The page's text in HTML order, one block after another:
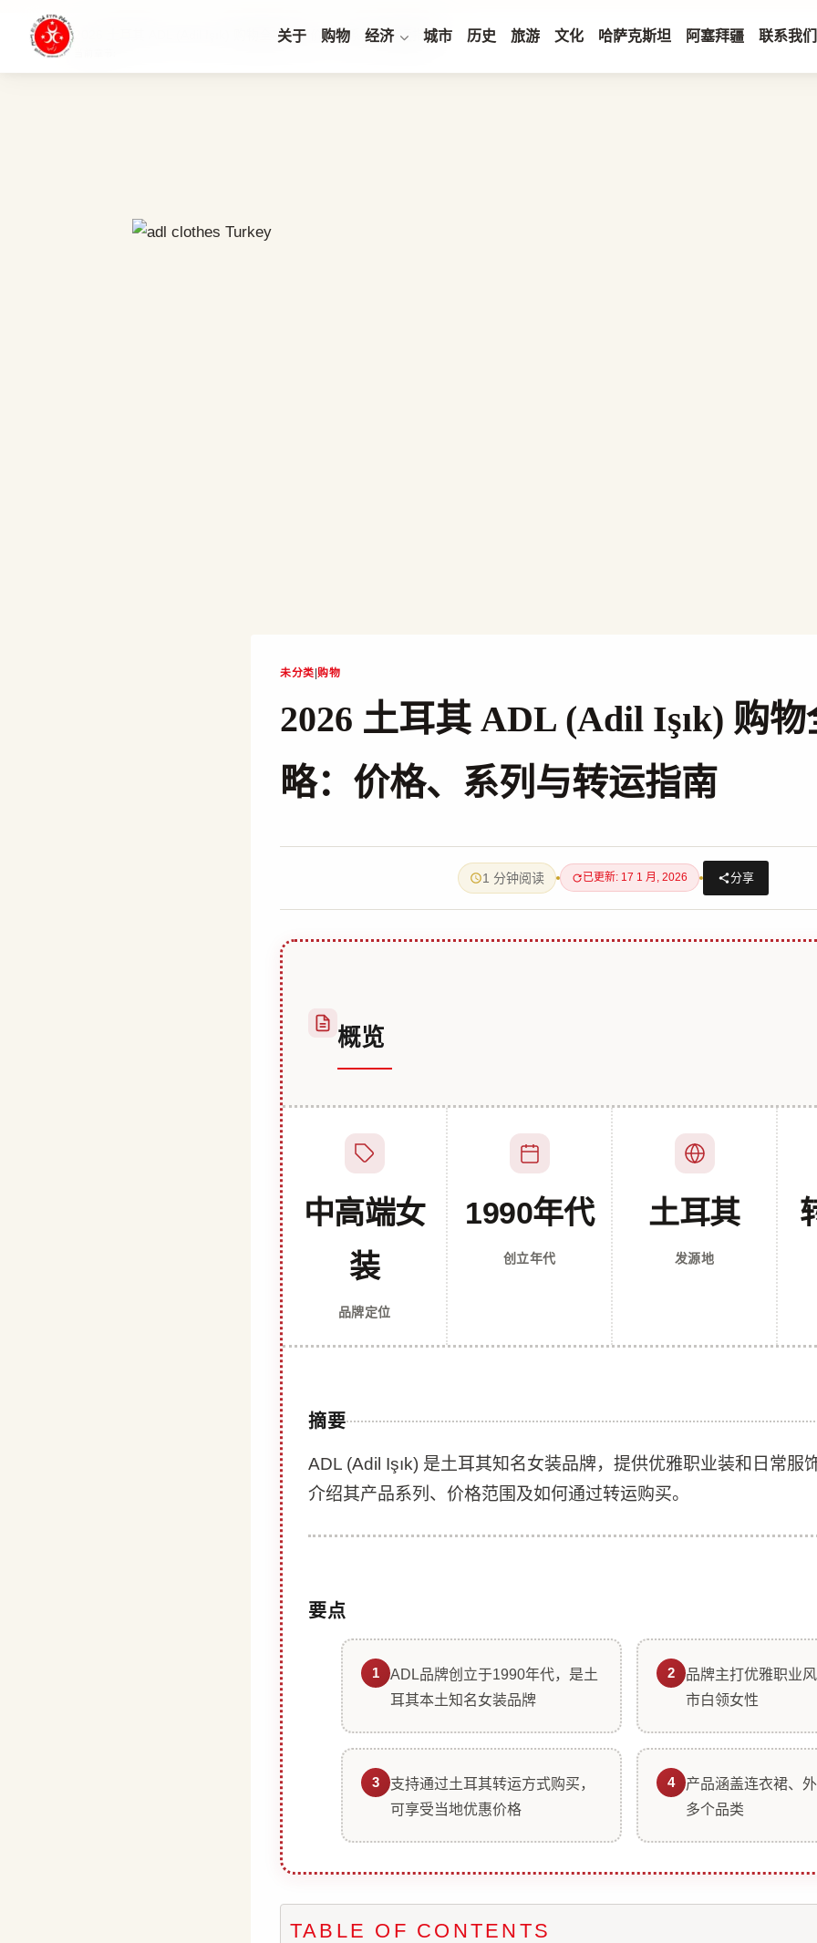
关于 购物 经济 城市 历史 旅游 文化 哈萨克斯坦 阿塞拜疆 联系我们
2026 土耳其 ADL (Adil Işık) 购物全攻略：价格、系列与转运指南
未分类 |购物
2026 土耳其 ADL (Adil Işık) 购物
略：价格、系列与转运指南
1 分钟阅读 已更新: 17 1 月, 2026 分享
概览
中高端女
装
品牌定位
1990年代
创立年代
土耳其
发源地
摘要
ADL (Adil Işık) 是土耳其知名女装品牌，提供优雅职业装和日常服
介绍其产品系列、价格范围及如何通过转运购买。
要点
1
ADL品牌创立于1990年代，是土
耳其本土知名女装品牌
2
品牌主打优雅职业
市白领女性
3
支持通过土耳其转运方式购买，
可享受当地优惠价格
4
产品涵盖连衣裙、
多个品类
TABLE OF CONTENTS